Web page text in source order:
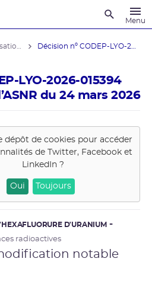
Menu
LYO-2026-015394
du 24 mars 2026
dépôt de cookies pour accéder
de Twitter, Facebook et
LinkedIn?
Oui Toujours
D'URANIUM
radioactives
notable